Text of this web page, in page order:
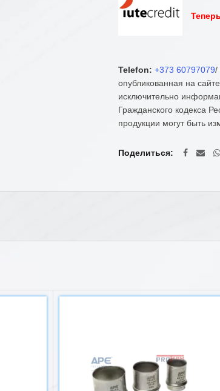
Telefon: +373 60797079/
опубликованная на
исключительно
Гражданского кодекса
продукции могут быть
Поделиться